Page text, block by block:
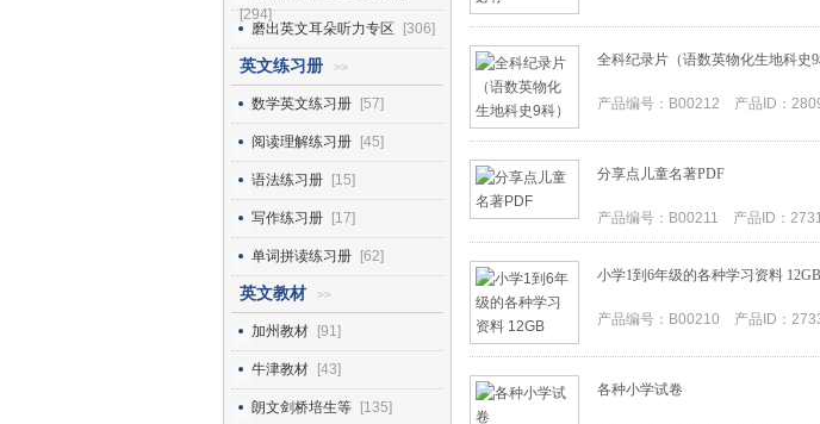
[294]
磨出英文耳朵听力专区
[306]
英文练习册 >>
数学英文练习册 [57]
阅读理解练习册 [45]
语法练习册 [15]
写作练习册 [17]
单词拼读练习册 [62]
英文教材 >>
加州教材 [91]
牛津教材 [43]
朗文剑桥培生等 [135]
全科纪录片（语数英物化生地科史9
产品编号：B00212 产品ID：
分享点儿童名著PDF
产品编号：B00211 产品ID：
小学1到6年级的各种学习资料 12GB
产品编号：B00210 产品ID：
各种小学试卷